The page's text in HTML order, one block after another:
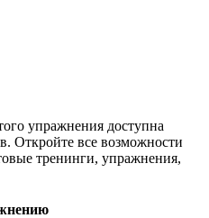
упражнения доступна
Откройте все возможности
тренинги, упражнения,